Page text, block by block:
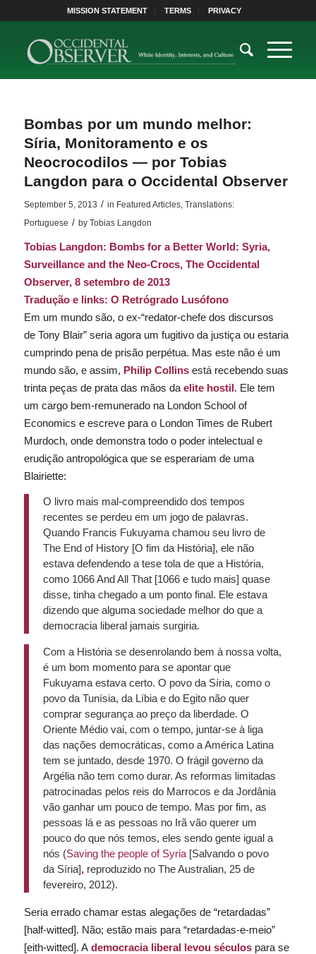
MISSION STATEMENT TERMS PRIVACY
Bombas por um mundo melhor:
Síria, Monitoramento e os
Neocrocodilos — por Tobias
Langdon para o Occidental Observer
September 5, 2013 / in Featured Articles, Translations:
Portuguese / by Tobias Langdon
Tobias Langdon: Bombs for a Better World: Syria,
Surveillance and the Neo-Crocs, The Occidental
Observer, 8 setembro de 2013
Tradução e links: O Retrógrado Lusófono
Em um mundo são, o ex-“redator-chefe dos discursos
de Tony Blair” seria agora um fugitivo da justiça ou estaria
cumprindo pena de prisão perpétua. Mas este não é um
mundo são, e assim, Philip Collinsestá recebendo suas
trinta peças de prata das mãos da elite hostil. Ele tem
um cargo bem-remunerado na London School of
Economics e escreve para o London Times de Rubert
Murdoch, onde demonstra todo o poder intelectual e
erudição antropológica que se esperariam de uma
Blairiette:
O livro mais mal-compreendido dos tempos
recentes se perdeu em um jogo de palavras.
Quando Francis Fukuyama chamou seu livro de
The End of History[O fim da História], ele não
estava defendendo a tese tola de que a História,
como 1066 And All That[1066 e tudo mais] quase
disse, tinha chegado a um ponto final. Ele estava
dizendo que alguma sociedade melhor do que a
democracia liberal jamais surgiria.
Com a História se desenrolando bem à nossa volta,
é um bom momento para se apontar que
Fukuyama estava certo. O povo da Síria, como o
povo da Tunísia, da Líbia e do Egito não quer
comprar segurança ao preço da liberdade. O
Oriente Médio vai, com o tempo, juntar-se à liga
das nações democráticas, como a América Latina
tem se juntado, desde 1970. O frágil governo da
Argélia não tem como durar. As reformas limitadas
patrocinadas pelos reis do Marrocos e da Jordânia
vão ganhar um pouco de tempo. Mas por fim, as
pessoas lá e as pessoas no Irã vão querer um
pouco do que nós temos, eles sendo gente igual a
nós (Saving the people of Syria [Salvando o povo
da Síria], reproduzido no The Australian, 25 de
fevereiro, 2012).
Seria errado chamar estas alegações de “retardadas”
[half-witted]. Não; estão mais para “retardadas-e-meio”
[eith-witted]. A democracia liberal levou séculos para se